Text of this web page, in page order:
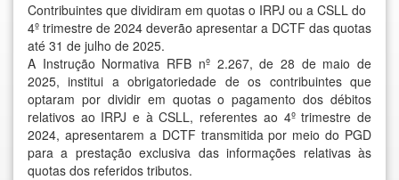
Contribuintes que dividiram em quotas o IRPJ ou a CSLL do
4º trimestre de 2024 deverão apresentar a DCTF das quotas
até 31 de julho de 2025.
A Instrução Normativa RFB nº 2.267, de 28 de maio de
2025, institui a obrigatoriedade de os contribuintes que
optaram por dividir em quotas o pagamento dos débitos
relativos ao IRPJ e à CSLL, referentes ao 4º trimestre de
2024, apresentarem a DCTF transmitida por meio do PGD
para a prestação exclusiva das informações relativas às
quotas dos referidos tributos.